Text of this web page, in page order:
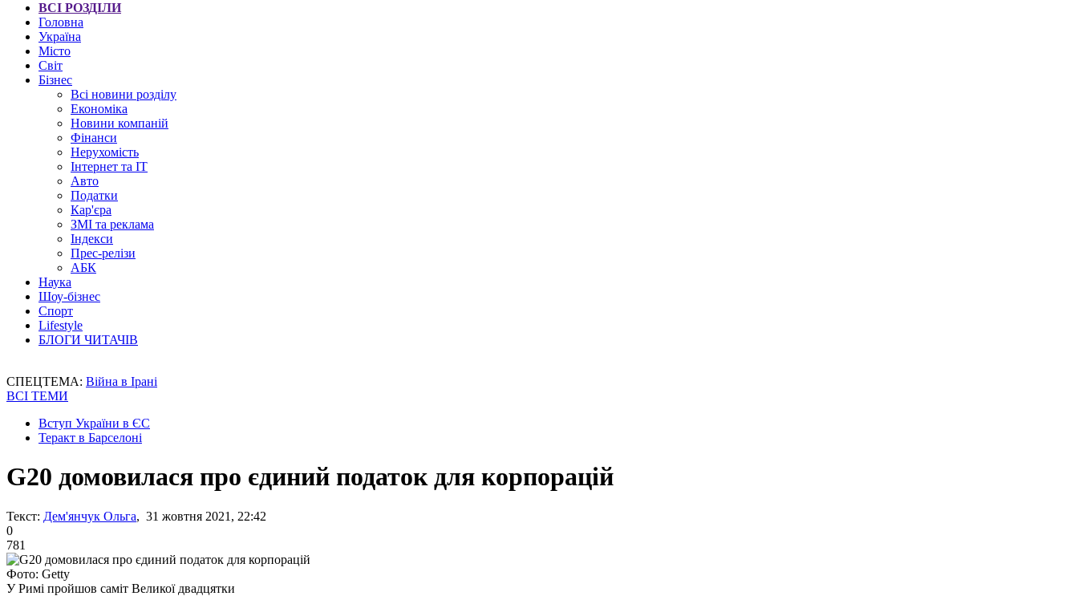
ВСІ РОЗДІЛИ
Головна
Україна
Місто
Світ
Бізнес
Всі новини розділу
Економіка
Новини компаній
Фінанси
Нерухомість
Інтернет та IT
Авто
Податки
Кар'єра
ЗМІ та реклама
Індекси
Прес-релізи
АБК
Наука
Шоу-бізнес
Спорт
Lifestyle
БЛОГИ ЧИТАЧІВ
СПЕЦТЕМА: Війна в Ірані
ВСІ ТЕМИ
Вступ України в ЄС
Теракт в Барселоні
G20 домовилася про єдиний податок для корпорацій
Текст: Дем'янчук Ольга, 31 жовтня 2021, 22:42
0
781
Фото: Getty
У Римі пройшов саміт Великої двадцятки